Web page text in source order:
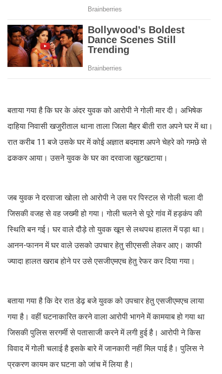
बताया गया है कि घर के अंदर युवक को आरोपी ने गोली मार दी। अभिषेक
दाहिया निवासी खजुरीताल थाना ताला जिला मैहर बीती रात अपने घर में था।
रात करीब 11 बजे उसके घर में कोई अज्ञात बदमाश अपने चेहरे को गमछे से
ढककर आया। उसने युवक के घर का दरवाजा खुटखटाया।
जब युवक ने दरवाजा खोला तो आरोपी ने उस पर पिस्टल से गोली चला दी
जिसकी वजह से वह जख्मी हो गया। गोली चलने से पूरे गांव में हड़कंप की
स्थिति बन गई। घर वाले दौड़े तो युवक खून से लथपथ हालत में पड़ा था।
आनन-फानन में घर वाले उसको उपचार हेतु सीएससी लेकर आए। काफी
ज्यादा हालत खराब होने पर उसे एसजीएमएच हेतु रेफर कर दिया गया।
बताया गया है कि देर रात डेढ़ बजे युवक को उपचार हेतु एसजीएमएच लाया
गया है। वहीं घटनाकारित करने वाला आरोपी भागने में कामयाब हो गया था
जिसकी पुलिस सरगर्मी से पतासाजी करने में लगी हुई है। आरोपी ने किस
विवाद में गोली चलाई है इसके बारे में जानकारी नहीं मिल पाई है। पुलिस ने
प्रकरण कायम कर घटना को जांच में लिया है।